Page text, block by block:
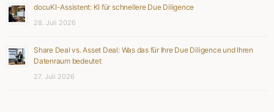
docuKI-Assistent: KI für schnellere Due Diligence
28. Juli 2026
Share Deal vs. Asset Deal: Was das für Ihre Due Diligence und Ihren
Datenraum bedeutet
27. Juli 2026